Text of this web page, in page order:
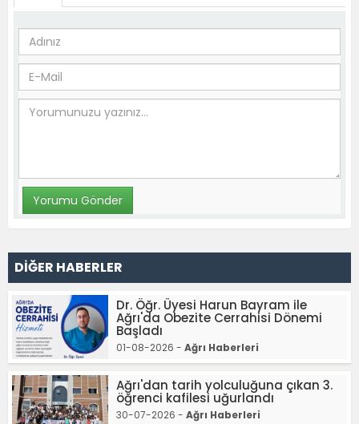
DİĞER HABERLER
Dr. Öğr. Üyesi Harun Bayram ile
Ağrı'da Obezite Cerrahisi Dönemi
Başladı
01-08-2026 - Ağrı Haberleri
Ağrı'dan tarih yolculuğuna çıkan 3.
öğrenci kafilesi uğurlandı
30-07-2026 - Ağrı Haberleri